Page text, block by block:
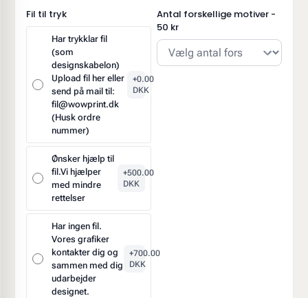
Fil til tryk
Har trykklar fil
(som
designskabelon)
Upload fil her eller
send på mail til:
fil@wowprint.dk
(Husk ordre
nummer)
+0.00
DKK
Ønsker hjælp til
fil.Vi hjælper
med mindre
rettelser
+500.00
DKK
Har ingen fil.
Vores grafiker
kontakter dig og
sammen med dig
udarbejder
designet.
+700.00
DKK
Antal forskellige motiver -
50 kr